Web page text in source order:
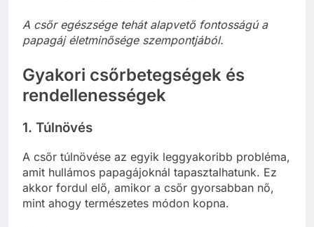
A csőr egészsége tehát alapvető fontosságú a
papagáj életminősége szempontjából.
Gyakori csőrbetegségek és
rendellenességek
1. Túlnövés
A csőr túlnövése az egyik leggyakoribb probléma,
amit hullámos papagájoknál tapasztalhatunk. Ez
akkor fordul elő, amikor a csőr gyorsabban nő,
mint ahogy természetes módon kopna.